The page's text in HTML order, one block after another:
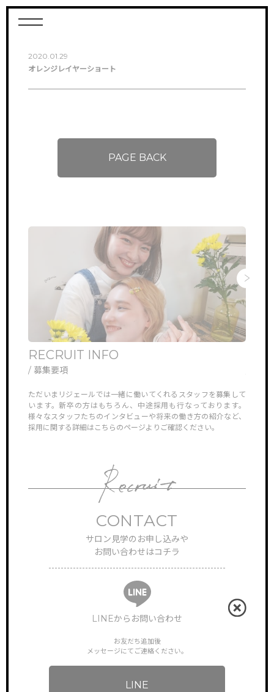
オレンジレイヤーショート
2020.01.29
PAGE BACK
RECRUIT INFO
/ 募集要項
ただいまリジェールでは一緒に働いてくれるスタッフを募集して
います。新卒の方はもちろん、中途採用も行なっております。
様々なスタッフたちのインタビューや将来の働き方の紹介など、
採用に関する詳細はこちらのページよりご確認ください。
CONTACT
サロン見学のお申し込みや
お問い合わせはコチラ
LINEからお問い合わせ
お友だち追加後
メッセージにてご連絡ください。
LINE